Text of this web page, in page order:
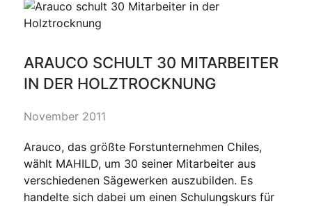
ARAUCO SCHULT 30 MITARBEITER
IN DER HOLZTROCKNUNG
November 2011
Arauco, das größte Forstunternehmen Chiles,
wählt MAHILD, um 30 seiner Mitarbeiter aus
verschiedenen Sägewerken auszubilden. Es
handelte sich dabei um einen Schulungskurs für